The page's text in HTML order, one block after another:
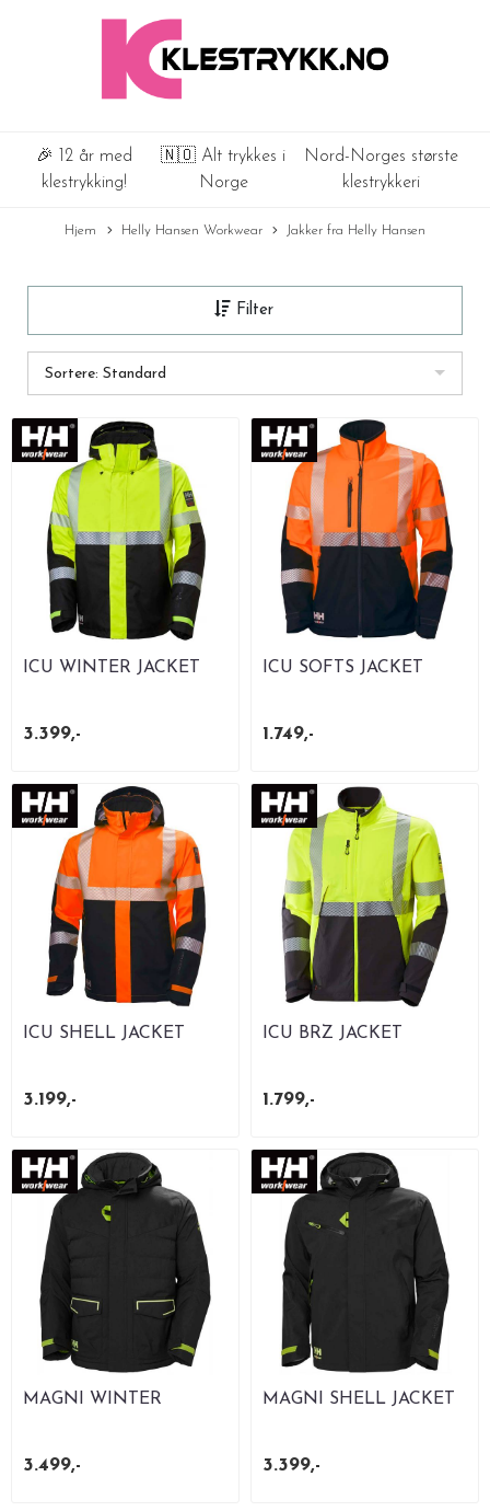
🎉 12 år med
klestrykking!
🇳🇴 Alt trykkes i
Norge
Nord-Norges største
klestrykkeri
Hjem Helly Hansen Workwear Jakker fra Helly Hansen
Filter
Sortere: Standard
ICU WINTER JACKET
3.399,-
ICU SOFTS JACKET
1.749,-
ICU SHELL JACKET
3.199,-
ICU BRZ JACKET
1.799,-
MAGNI WINTER
3.499,-
MAGNI SHELL JACKET
3.399,-